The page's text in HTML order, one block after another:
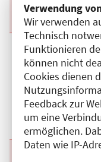
Verwendung
Wir verwenden
Technisch
Funktionieren
können nicht
Cookies dienen
Feedback zur
um eine
ermöglichen.
Daten wie IP-
Details
Beginn:
08.09.2026Ende
-
Ev. Krankenhaus
Herzbergstr.,
Kategorie:A
Details